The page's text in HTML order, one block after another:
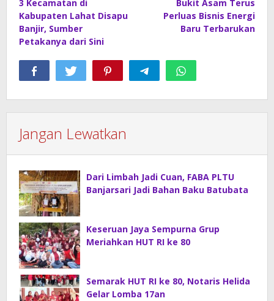
pos
3 Kecamatan di
Kabupaten Lahat Disapu
Banjir, Sumber
Petakanya dari Sini
Bukit Asam Terus
Perluas Bisnis Energi
Baru Terbarukan
Jangan Lewatkan
Dari Limbah Jadi Cuan, FABA PLTU
Banjarsari Jadi Bahan Baku Batubata
Keseruan Jaya Sempurna Grup
Meriahkan HUT RI ke 80
Semarak HUT RI ke 80, Notaris Helida
Gelar Lomba 17an